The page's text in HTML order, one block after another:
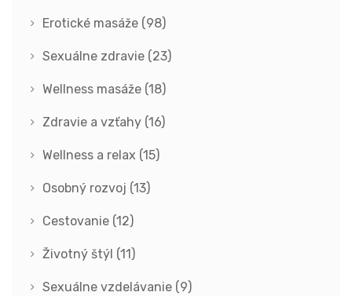
Erotické masáže (98)
Sexuálne zdravie (23)
Wellness masáže (18)
Zdravie a vzťahy (16)
Wellness a relax (15)
Osobný rozvoj (13)
Cestovanie (12)
Životný štýl (11)
Sexuálne vzdelávanie (9)